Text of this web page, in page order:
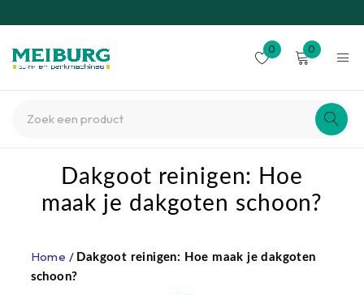
0 0
Dakgoot reinigen: Hoe
maak je dakgoten schoon?
Home / Dakgoot reinigen: Hoe maak je dakgoten
schoon?